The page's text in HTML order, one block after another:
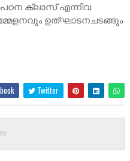
ക്ലാസ് എന്നിവ
ഉത്ഘാടനചടങ്ങും
Twitter